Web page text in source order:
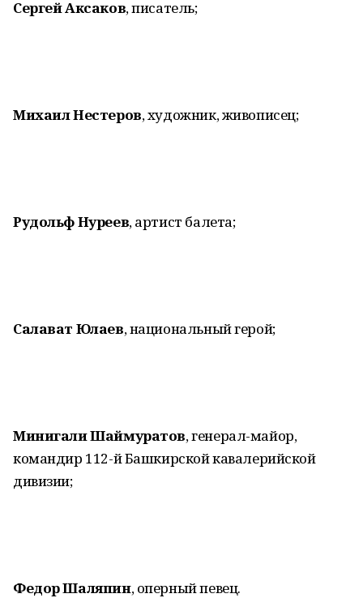
Сергей Аксаков, писатель;
Михаил Нестеров, художник, живописец;
Рудольф Нуреев, артист балета;
Салават Юлаев, национальный герой;
Минигали Шаймуратов, генерал-майор,
командир 112-й Башкирской кавалерийской
дивизии;
Федор Шаляпин, оперный певец.